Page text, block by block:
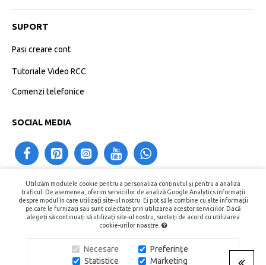
Utilizăm modulele cookie pentru a personaliza conținutul și pentru a analiza
traficul. De asemenea, oferim serviciilor de analiză Google Analytics informații
despre modul în care utilizați site-ul nostru. Ei pot să le combine cu alte informații
pe care le furnizați sau sunt colectate prin utilizarea acestor serviciilor. Dacă
alegeți să continuați să utilizați site-ul nostru, sunteți de acord cu utilizarea
cookie-urilor noastre.
Necesare
Preferințe
Statistice
Marketing
SUPORT
Pasi creare cont
Tutoriale Video RCC
Comenzi telefonice
SOCIAL MEDIA
contact@recipientecosmetice.ro
+40730575557
Copyright © 2015 - 2026, Recipiente Cosmetice. Toate Drepturile